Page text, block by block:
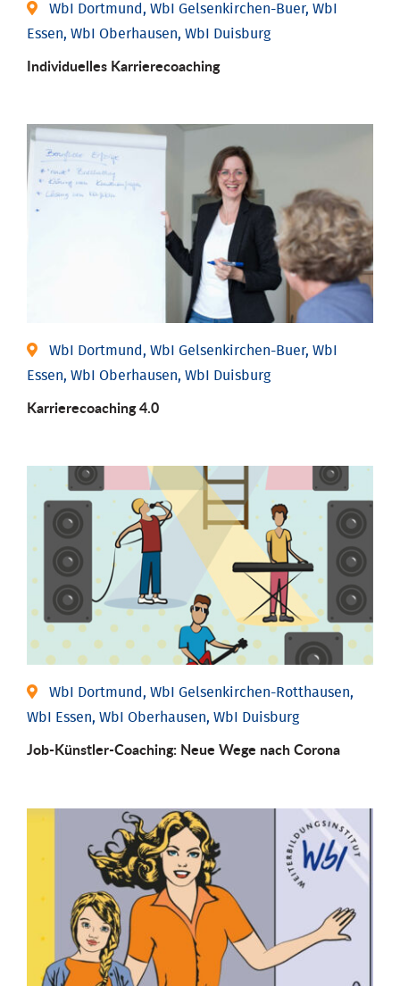
WbI Dortmund, WbI Gelsenkirchen-Buer, WbI
Essen, WbI Oberhausen, WbI Duisburg
Individu­elles Karrierecoaching
WbI Dortmund, WbI Gelsenkirchen-Buer, WbI
Essen, WbI Oberhausen, WbI Duisburg
Karriere­coaching 4.0
WbI Dortmund, WbI Gelsenkirchen-Rotthausen,
WbI Essen, WbI Oberhausen, WbI Duisburg
Job-Künstler-Coaching: Neue Wege nach Corona